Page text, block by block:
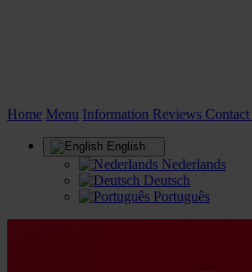
Home Menu Information Reviews Contact
English
Nederlands
Deutsch
Português